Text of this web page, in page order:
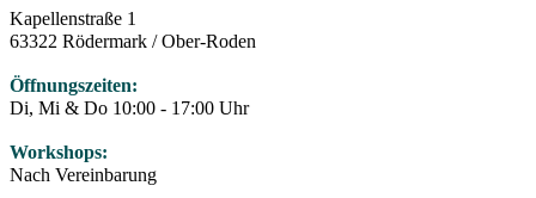
Kapellenstraße 1
63322 Rödermark / Ober-Roden
Öffnungszeiten:
Di, Mi & Do 10:00 - 17:00 Uhr
Workshops:
Nach Vereinbarung